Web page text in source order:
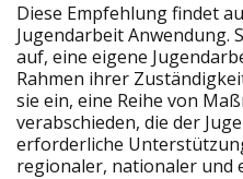
Diese Empfehlung findet
Jugendarbeit Anwendung.
auf, eine eigene
Rahmen ihrer
sie ein, eine Reihe von
verabschieden, die der
erforderliche
regionaler, nationaler und